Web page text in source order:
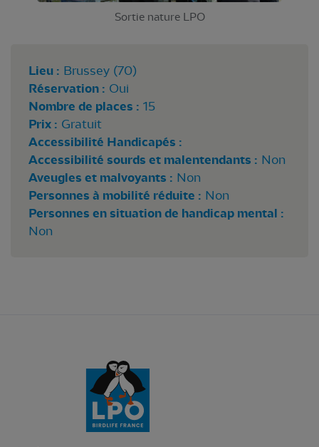
Sortie nature LPO
Lieu : Brussey (70)
Réservation : Oui
Nombre de places : 15
Prix : Gratuit
Accessibilité Handicapés :
Accessibilité sourds et malentendants : Non
Aveugles et malvoyants : Non
Personnes à mobilité réduite : Non
Personnes en situation de handicap mental :
Non